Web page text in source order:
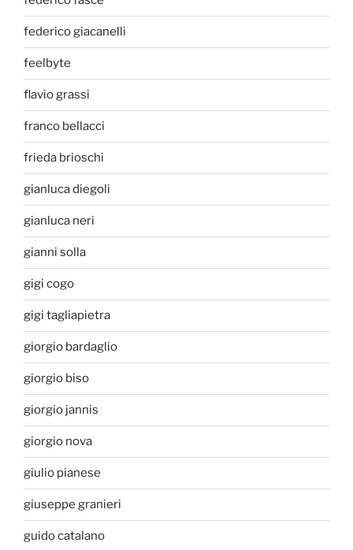
federico giacanelli
feelbyte
flavio grassi
franco bellacci
frieda brioschi
gianluca diegoli
gianluca neri
gianni solla
gigi cogo
gigi tagliapietra
giorgio bardaglio
giorgio biso
giorgio jannis
giorgio nova
giulio pianese
giuseppe granieri
guido catalano